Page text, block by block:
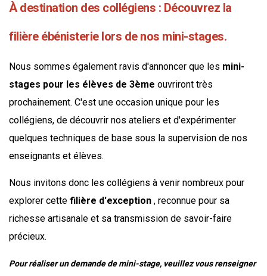
À destination des collégiens : Découvrez la
filière ébénisterie lors de nos mini-stages.
Nous sommes également ravis d'annoncer que les mini-
stages pour les élèves de 3ème ouvriront très
prochainement. C'est une occasion unique pour les
collégiens, de découvrir nos ateliers et d'expérimenter
quelques techniques de base sous la supervision de nos
enseignants et élèves.
Nous invitons donc les collégiens à venir nombreux pour
explorer cette filière d'exception , reconnue pour sa
richesse artisanale et sa transmission de savoir-faire
précieux.
Pour réaliser un demande de mini-stage, veuillez vous renseigner